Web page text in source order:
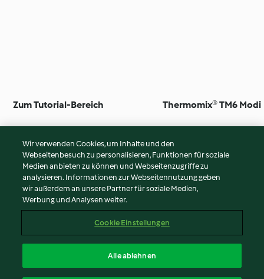
Zum Tutorial-Bereich Thermomix® TM6 Modi
© Copyright 2026
Nutzungsbedingungen
Impressum
Inhalt melden
Wir verwenden Cookies, um Inhalte und den
Webseitenbesuch zu personalisieren, Funktionen für soziale
Medien anbieten zu können und Webseitenzugriffe zu
analysieren. Informationen zur Webseitennutzung geben
wir außerdem an unsere Partner für soziale Medien,
Werbung und Analysen weiter.
Cookie Einstellungen
Alle ablehnen